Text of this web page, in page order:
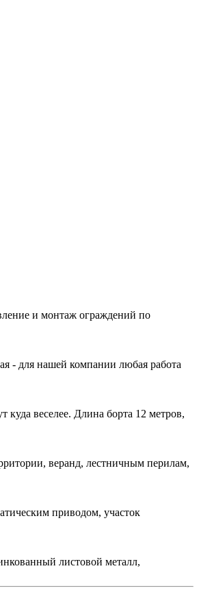
и монтаж ограждений по
- для нашей компании любая работа
веселее. Длина борта 12 метров,
веранд, лестничным перилам,
приводом, участок
листовой металл,